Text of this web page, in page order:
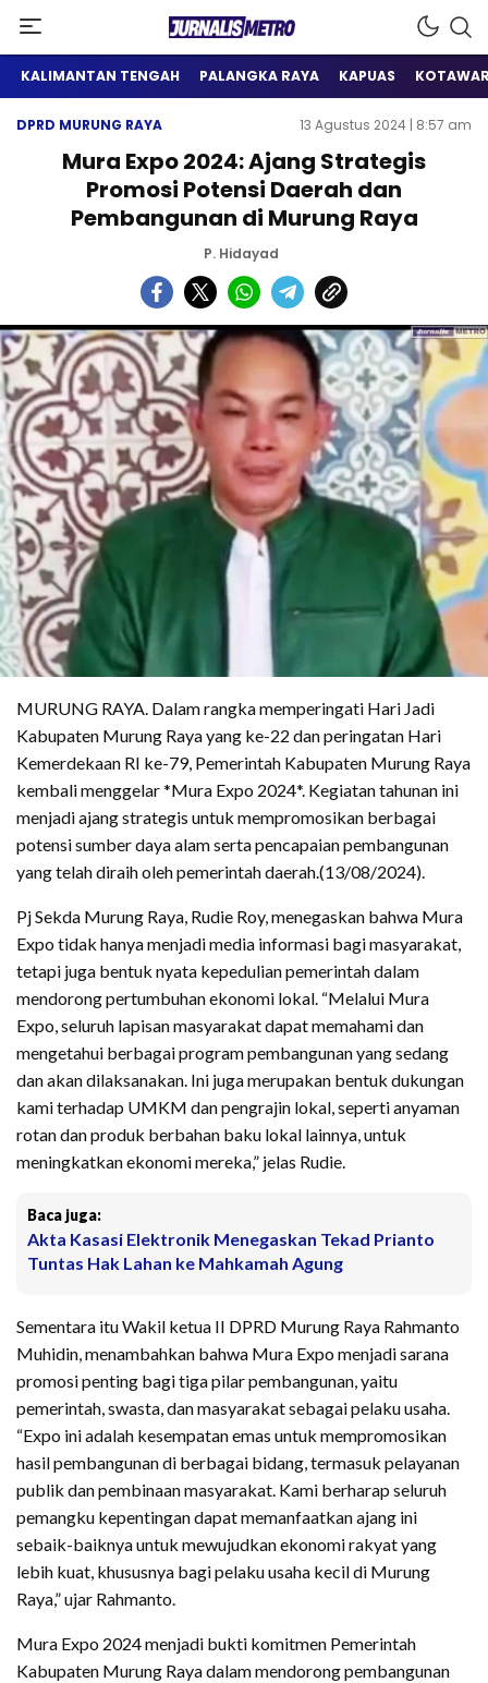
Jurnalis Metro
Satu Wadah Informasi
KALIMANTAN TENGAH PALANGKA RAYA KAPUAS
DPRD MURUNG RAYA 13 Agustus 2024 | 8:57 am
Mura Expo 2024: Ajang Strategis
Promosi Potensi Daerah dan
Pembangunan di Murung Raya
P. Hidayad
MURUNG RAYA. Dalam rangka memperingati Hari Jadi
Kabupaten Murung Raya yang ke-22 dan peringatan Hari
Kemerdekaan RI ke-79, Pemerintah Kabupaten Murung Raya
kembali menggelar *Mura Expo 2024*. Kegiatan tahunan ini
menjadi ajang strategis untuk mempromosikan berbagai
potensi sumber daya alam serta pencapaian pembangunan
yang telah diraih oleh pemerintah daerah.(13/08/2024).
Pj Sekda Murung Raya, Rudie Roy, menegaskan bahwa Mura
Expo tidak hanya menjadi media informasi bagi masyarakat,
tetapi juga bentuk nyata kepedulian pemerintah dalam
mendorong pertumbuhan ekonomi lokal. “Melalui Mura
Expo, seluruh lapisan masyarakat dapat memahami dan
mengetahui berbagai program pembangunan yang sedang
dan akan dilaksanakan. Ini juga merupakan bentuk dukungan
kami terhadap UMKM dan pengrajin lokal, seperti anyaman
rotan dan produk berbahan baku lokal lainnya, untuk
meningkatkan ekonomi mereka,” jelas Rudie.
Baca juga:
Akta Kasasi Elektronik Menegaskan Tekad Prianto
Tuntas Hak Lahan ke Mahkamah Agung
Sementara itu Wakil ketua II DPRD Murung Raya Rahmanto
Muhidin, menambahkan bahwa Mura Expo menjadi sarana
promosi penting bagi tiga pilar pembangunan, yaitu
pemerintah, swasta, dan masyarakat sebagai pelaku usaha.
“Expo ini adalah kesempatan emas untuk mempromosikan
hasil pembangunan di berbagai bidang, termasuk pelayanan
publik dan pembinaan masyarakat. Kami berharap seluruh
pemangku kepentingan dapat memanfaatkan ajang ini
sebaik-baiknya untuk mewujudkan ekonomi rakyat yang
lebih kuat, khususnya bagi pelaku usaha kecil di Murung
Raya,” ujar Rahmanto.
Mura Expo 2024 menjadi bukti komitmen Pemerintah
Kabupaten Murung Raya dalam mendorong pembangunan